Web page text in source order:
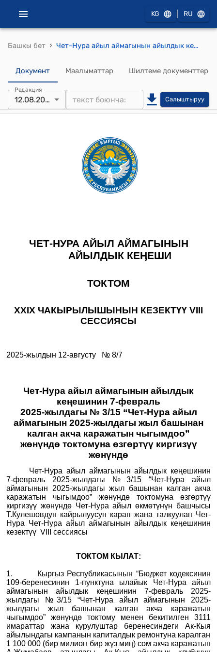
KG RU
Башкы бет › Чет-Нура айыл аймагынын айылдык кеңешинин 2025-жылдын 12-августундагы № 8/ 7 " Чет-Нура айыл аймагынын айылдык кеңешинин 7-февраль 2025-жылдагы №3/15 “Чет-Нура айыл аймагынын 2025-жылдагы жыл башынан калган акча каражатын чыгымдоо” жөнүндө токтомуна өзгөртүү киргизүү жөнүндө" Токтому
Документ Маалыматтар Шилтеме документтер
Редакция
12.08.2025 Салыштыруу